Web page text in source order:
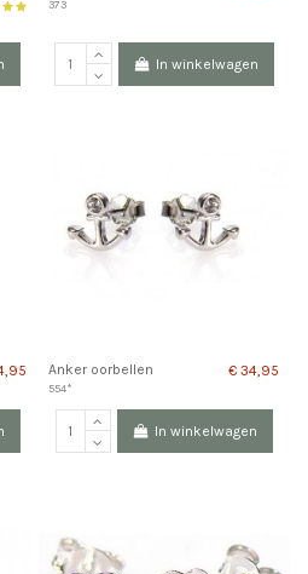
373
In winkelwagen
Anker oorbellen
554*
€ 34,95
In winkelwagen